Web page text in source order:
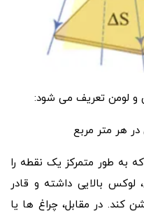
و لومن تعریف می شود:
هر متر مربع
به طور متمرکز یک نقطه را
لوکس بالایی داشته و قادر
کند. در مقابل، چراغ ها یا